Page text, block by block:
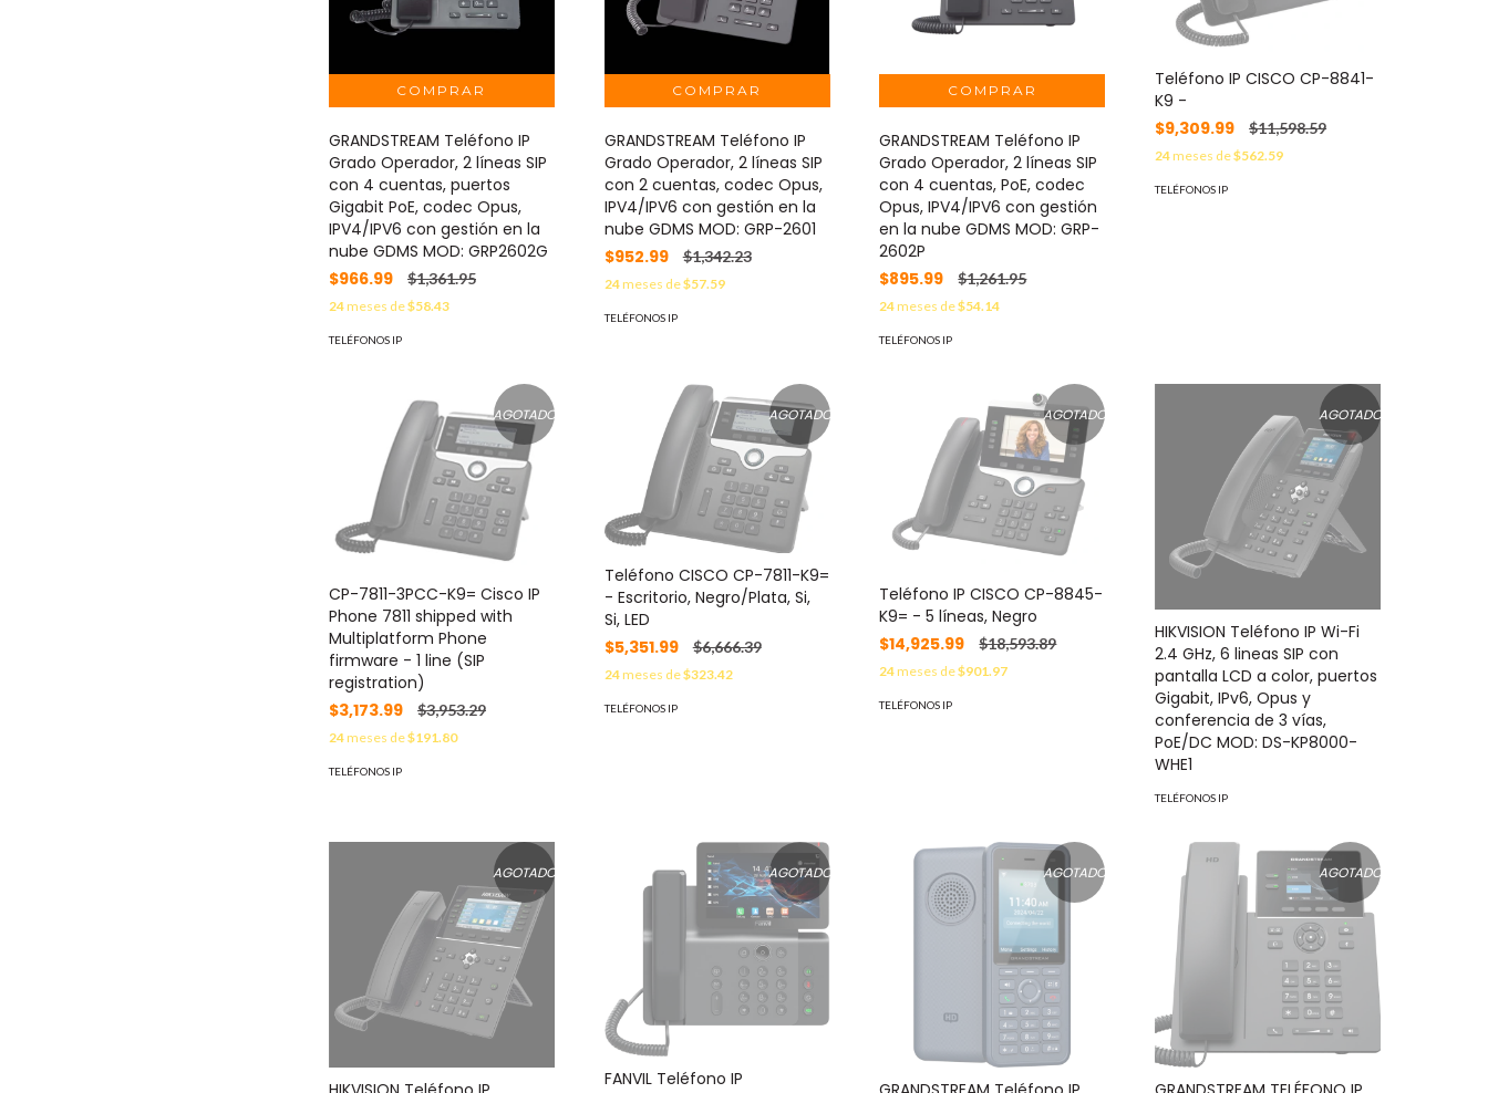
GRANDSTREAM Teléfono IP
Grado Operador, 2 líneas SIP
con 4 cuentas, puertos
Gigabit PoE, codec Opus,
IPV4/IPV6 con gestión en la
nube GDMS MOD: GRP2602G
$966.99
$1,361.95
24meses de$58.43
TELÉFONOS IP
GRANDSTREAM Teléfono IP
Grado Operador, 2 líneas SIP
con 2 cuentas, codec Opus,
IPV4/IPV6 con gestión en la
nube GDMS MOD: GRP-2601
$952.99
$1,342.23
24meses de$57.59
TELÉFONOS IP
GRANDSTREAM Teléfono IP
Grado Operador, 2 líneas SIP
con 4 cuentas, PoE, codec
Opus, IPV4/IPV6 con gestión
en la nube GDMS MOD: GRP-
2602P
$895.99
$1,261.95
24meses de$54.14
TELÉFONOS IP
Teléfono IP CISCO CP-8841-
K9 -
$9,309.99
$11,598.59
24meses de$562.59
TELÉFONOS IP
AGOTADO
CP-7811-3PCC-K9= Cisco IP
Phone 7811 shipped with
Multiplatform Phone
firmware - 1 line (SIP
registration)
$3,173.99
$3,953.29
24meses de$191.80
TELÉFONOS IP
AGOTADO
Teléfono CISCO CP-7811-K9=
- Escritorio, Negro/Plata, Si,
Si, LED
$5,351.99
$6,666.39
24meses de$323.42
TELÉFONOS IP
AGOTADO
Teléfono IP CISCO CP-8845-
K9= - 5 líneas, Negro
$14,925.99
$18,593.89
24meses de$901.97
TELÉFONOS IP
AGOTADO
HIKVISION Teléfono IP Wi-Fi
2.4 GHz, 6 lineas SIP con
pantalla LCD a color, puertos
Gigabit, IPv6, Opus y
conferencia de 3 vías,
PoE/DC MOD: DS-KP8000-
WHE1
TELÉFONOS IP
AGOTADO AGOTADO
FANVIL Teléfono IP
AGOTADO AGOTADO